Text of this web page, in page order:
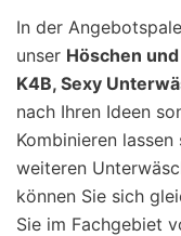
In der
unser Höschen
K4B, Sexy
nach Ihren Ideen
Kombinieren
weiteren
können Sie sich
Sie im Fachgebiet